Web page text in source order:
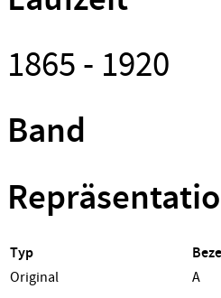
1865 - 1920
Band
Typ
Original A